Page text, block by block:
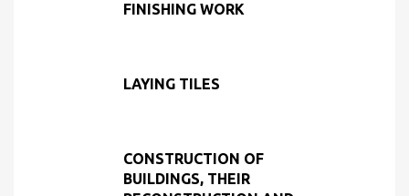
FINISHING WORK
LAYING TILES
CONSTRUCTION OF
BUILDINGS, THEIR